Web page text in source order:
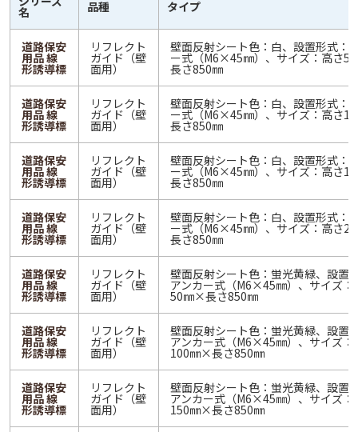
名 品種 タイプ
道路保安
用品 線
形誘導標
リフレクト
ガイド（壁
面用）
壁面反射シート色：白、設置形式：
ー式（M6×45㎜）、サイズ：高さ
長さ850㎜
道路保安
用品 線
形誘導標
リフレクト
ガイド（壁
面用）
壁面反射シート色：白、設置形式：
ー式（M6×45㎜）、サイズ：高さ
長さ850㎜
道路保安
用品 線
形誘導標
リフレクト
ガイド（壁
面用）
壁面反射シート色：白、設置形式：
ー式（M6×45㎜）、サイズ：高さ
長さ850㎜
道路保安
用品 線
形誘導標
リフレクト
ガイド（壁
面用）
壁面反射シート色：白、設置形式：
ー式（M6×45㎜）、サイズ：高さ
長さ850㎜
道路保安
用品 線
形誘導標
リフレクト
ガイド（壁
面用）
壁面反射シート色：蛍光黄緑、設置
アンカー式（M6×45㎜）、サイズ：
50㎜×長さ850㎜
道路保安
用品 線
形誘導標
リフレクト
ガイド（壁
面用）
壁面反射シート色：蛍光黄緑、設置
アンカー式（M6×45㎜）、サイズ：
100㎜×長さ850㎜
道路保安
用品 線
形誘導標
リフレクト
ガイド（壁
面用）
壁面反射シート色：蛍光黄緑、設置
アンカー式（M6×45㎜）、サイズ：
150㎜×長さ850㎜